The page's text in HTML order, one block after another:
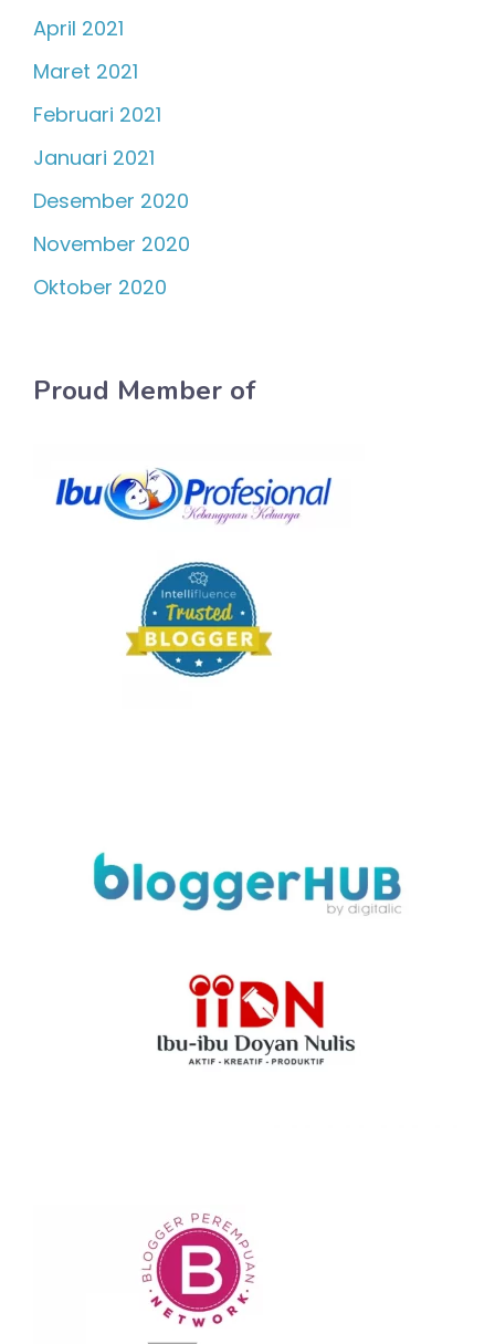
April 2021
Maret 2021
Februari 2021
Januari 2021
Desember 2020
November 2020
Oktober 2020
Proud Member of